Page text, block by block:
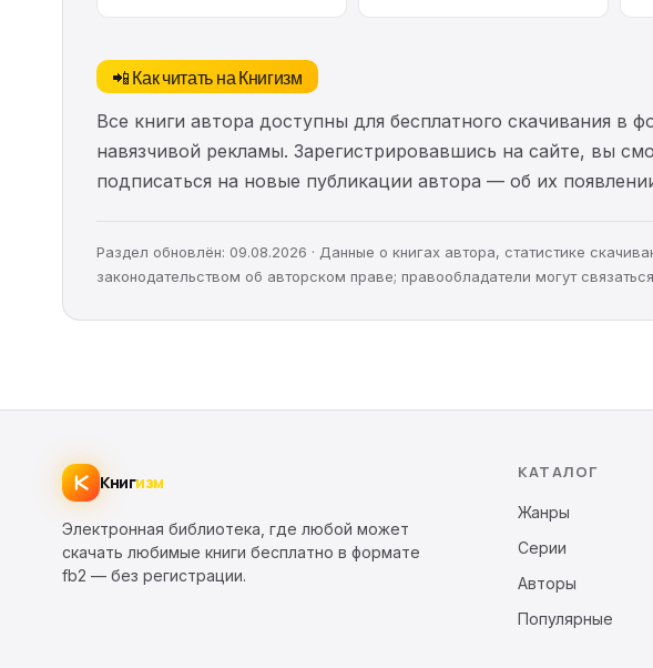
📲 Как читать на Книгизм
Все книги автора доступны для бесплатного скачивания в
навязчивой рекламы. Зарегистрировавшись на сайте, вы
подписаться на новые публикации автора — об их
Раздел обновлён: 09.08.2026 · Данные о книгах автора, статистике
законодательством об авторском праве; правообладатели могут
Книгизм
Электронная библиотека, где любой может
скачать любимые книги бесплатно в формате
fb2 — без регистрации.
КАТАЛОГ
Жанры
Серии
Авторы
Популярные